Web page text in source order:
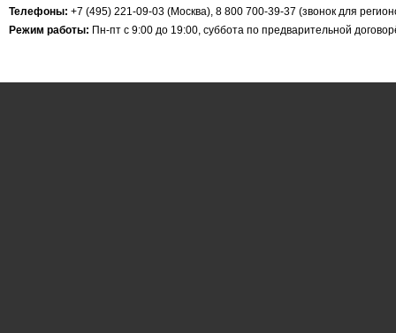
Телефоны: +7 (495) 221-09-03 (Москва), 8 800 700-39-37 (звонок для
Режим работы: Пн-пт с 9:00 до 19:00, суббота по предварительной